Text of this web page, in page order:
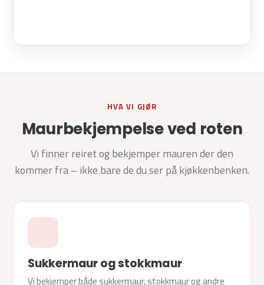
HVA VI GJØR
Maurbekjempelse ved roten
Vi finner reiret og bekjemper mauren der den
kommer fra – ikke bare de du ser på kjøkkenbenken.
Sukkermaur og stokkmaur
Vi bekjemper både sukkermaur, stokkmaur og andre